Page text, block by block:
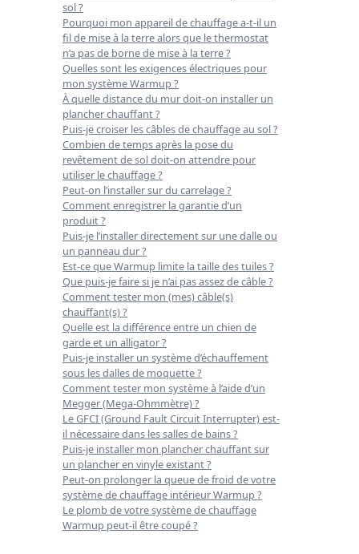
sol ?
Pourquoi mon appareil de chauffage a-t-il un
fil de mise à la terre alors que le thermostat
n’a pas de borne de mise à la terre ?
Quelles sont les exigences électriques pour
mon système Warmup ?
À quelle distance du mur doit-on installer un
plancher chauffant ?
Puis-je croiser les câbles de chauffage au sol ?
Combien de temps après la pose du
revêtement de sol doit-on attendre pour
utiliser le chauffage ?
Peut-on l’installer sur du carrelage ?
Comment enregistrer la garantie d’un
produit ?
Puis-je l’installer directement sur une dalle ou
un panneau dur ?
Est-ce que Warmup limite la taille des tuiles ?
Que puis-je faire si je n’ai pas assez de câble ?
Comment tester mon (mes) câble(s)
chauffant(s) ?
Quelle est la différence entre un chien de
garde et un alligator ?
Puis-je installer un système d’échauffement
sous les dalles de moquette ?
Comment tester mon système à l’aide d’un
Megger (Mega-Ohmmètre) ?
Le GFCI (Ground Fault Circuit Interrupter) est-
il nécessaire dans les salles de bains ?
Puis-je installer mon plancher chauffant sur
un plancher en vinyle existant ?
Peut-on prolonger la queue de froid de votre
système de chauffage intérieur Warmup ?
Le plomb de votre système de chauffage
Warmup peut-il être coupé ?